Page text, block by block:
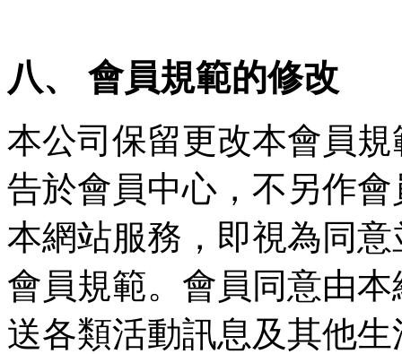
八、 會員規範的修改
本公司保留更改本會員
告於會員中心，不另作
本網站服務，即視為同
會員規範。會員同意由
送各類活動訊息及其他